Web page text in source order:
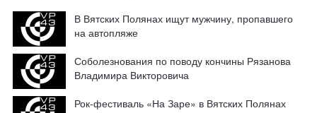
В Вятских Полянах ищут мужчину, пропавшего
на автопляже
Соболезнования по поводу кончины Рязанова
Владимира Викторовича
Рок-фестиваль «На Заре» в Вятских Полянах